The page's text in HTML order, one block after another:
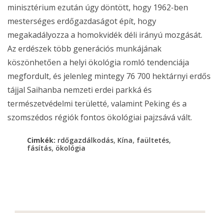
minisztérium ezután úgy döntött, hogy 1962-ben
mesterséges erdőgazdaságot épít, hogy
megakadályozza a homokvidék déli irányú mozgását.
Az erdészek több generációs munkájának
köszönhetően a helyi ökológia romló tendenciája
megfordult, és jelenleg mintegy 76 700 hektárnyi erdős
tájjal Saihanba nemzeti erdei parkká és
természetvédelmi területté, valamint Peking és a
szomszédos régiók fontos ökológiai pajzsává vált.
Cimkék: rdőgazdálkodás, Kína, faültetés,
fásítás, ökológia